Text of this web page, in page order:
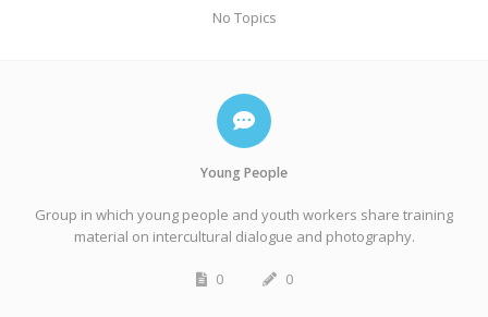
No Topics
Young People
Group in which young people and youth workers share training
material on intercultural dialogue and photography.
0 0